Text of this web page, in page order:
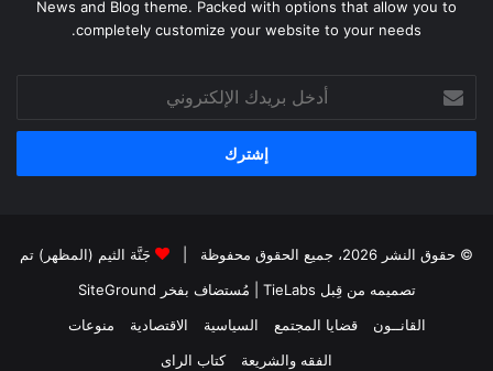
News and Blog theme. Packed with options that allow you to
completely customize your website to your needs.
بريدك
الإلكتروني
© حقوق النشر 2026، جميع الحقوق محفوظة |
جَنَّة الثيم (المظهر) تم
تصميمه من قِبل TieLabs
| مُستضاف بفخر SiteGround
القانــون
قضايا المجتمع السياسية الاقتصادية
منوعات
الفقه والشريعة
كتاب الراى